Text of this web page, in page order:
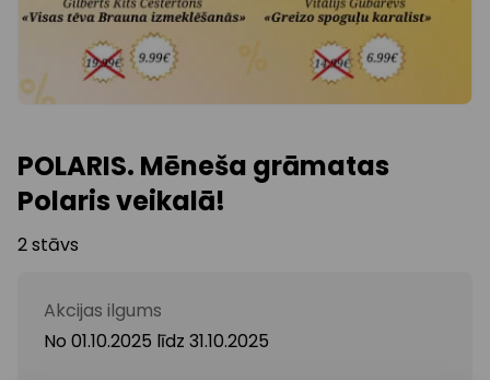
POLARIS. Mēneša grāmatas
Polaris veikalā!
2 stāvs
Akcijas ilgums
No 01.10.2025 līdz 31.10.2025